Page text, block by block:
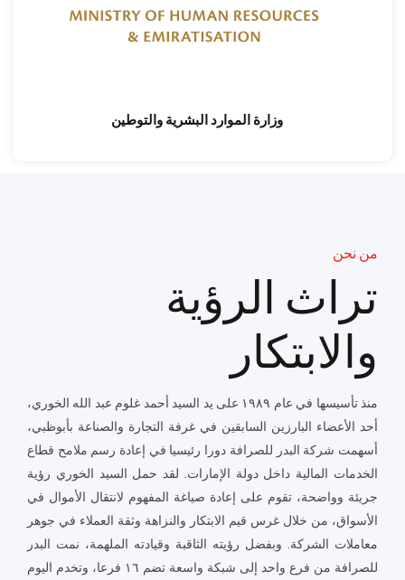
وزارة الموارد البشرية والتوطين
من نحن
تراث الرؤية
والابتكار
منذ تأسيسها في عام ١٩٨٩ على يد السيد أحمد غلوم عبد الله الخوري،
أحد الأعضاء البارزين السابقين في غرفة التجارة والصناعة بأبوظبي،
أسهمت شركة البدر للصرافة دورا رئيسيا في إعادة رسم ملامح قطاع
الخدمات المالية داخل دولة الإمارات. لقد حمل السيد الخوري رؤية
جريئة وواضحة، تقوم على إعادة صياغة المفهوم لانتقال الأموال في
الأسواق، من خلال غرس قيم الابتكار والنزاهة وثقة العملاء في جوهر
معاملات الشركة. وبفضل رؤيته الثاقبة وقيادته الملهمة، نمت البدر
للصرافة من فرع واحد إلى شبكة واسعة تضم ١٦ فرعا، وتخدم اليوم